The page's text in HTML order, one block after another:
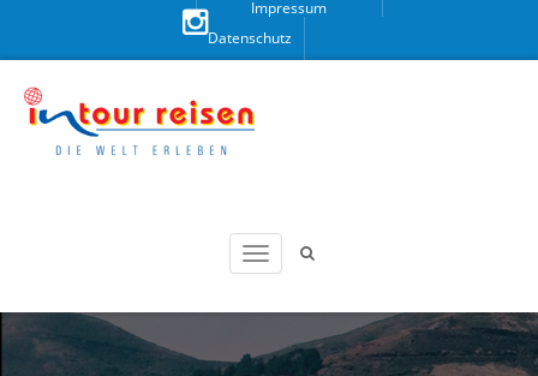
Sie uns
auf
Impressum
Datenschutz